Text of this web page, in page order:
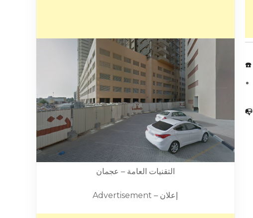
التقنيات العامة – عجمان
Advertisement – إعلان